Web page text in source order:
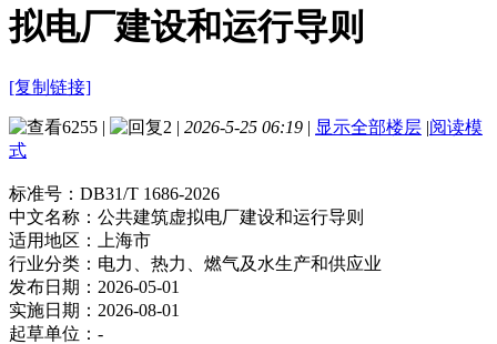
拟电厂建设和运行导则
[复制链接]
6255 | 2 | 2026-5-25 06:19 | 显示全部楼层 |阅读模
式
标准号： DB31/T 1686-2026
中文名称： 公共建筑虚拟电厂建设和运行导则
适用地区：
上海市
行业分类： 电力、热力、燃气及水生产和供应业
发布日期： 2026-05-01
实施日期： 2026-08-01
起草单位： -